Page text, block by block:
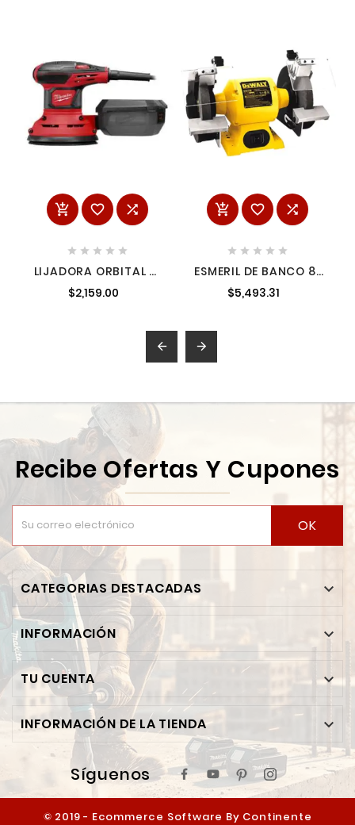
  
    
LIJADORA ORBITAL 5"
360 W 7,000-12,000
RPM + BOLSA
$2,159.00
  
    
ESMERIL DE BANCO 8"
500 W 3,600 RPM
DEWALT DW758
$5,493.31
 
Recibe Ofertas Y Cupones
OK
CATEGORIAS DESTACADAS 
INFORMACIÓN 
TU CUENTA 
INFORMACIÓN DE LA TIENDA 
Síguenos
© 2019 - Ecommerce Software By Continente